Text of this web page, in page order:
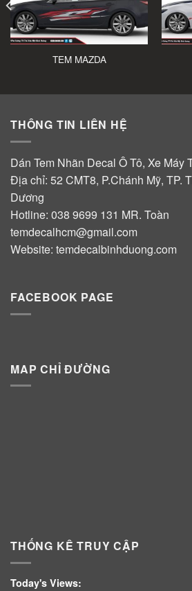
TEM MAZDA
THÔNG TIN LIÊN HỆ
Dán Tem Nhãn Decal Ô Tô, Xe Máy
Địa chỉ: 52 CMT8, P.Chánh Mỹ, TP.
Dương
Hotline: 038 9699 131 MR. Toàn
temdecalhcm@gmail.com
Website: temdecalbinhduong.com
FACEBOOK PAGE
MAP CHỈ ĐƯỜNG
THỐNG KÊ TRUY CẬP
Today's Views: